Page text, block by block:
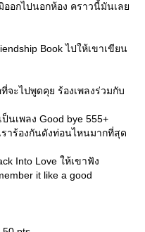
ออกไปนอกห้อง คราวนี้มันเล
Book ไปให้เขาเขียน
จะไปพูดคุย ร้องเพลงร่วมกับ
นเพลง Good bye 555+
ราร้องกันดังท่อนไหนมากที่สุด
Into Love ให้เขาฟัง
it like a good